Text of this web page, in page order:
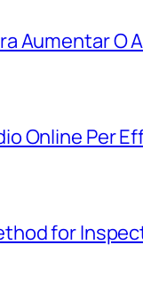
Aumentar O
Online Per
for